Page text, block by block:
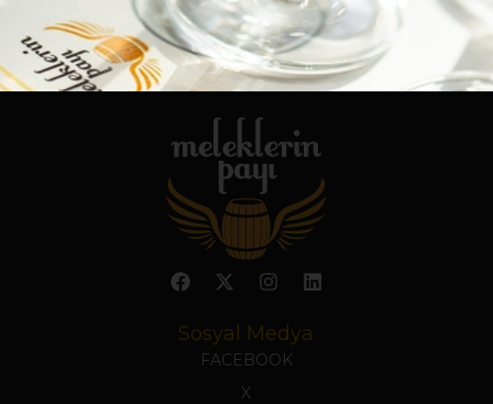
Sosyal Medya
FACEBOOK
X